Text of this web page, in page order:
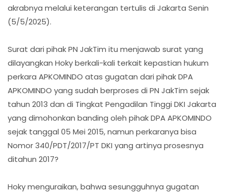
akrabnya melalui keterangan tertulis di Jakarta Senin
(5/5/2025).
Surat dari pihak PN JakTim itu menjawab surat yang
dilayangkan Hoky berkali-kali terkait kepastian hukum
perkara APKOMINDO atas gugatan dari pihak DPA
APKOMINDO yang sudah berproses di PN JakTim sejak
tahun 2013 dan di Tingkat Pengadilan Tinggi DKI Jakarta
yang dimohonkan banding oleh pihak DPA APKOMINDO
sejak tanggal 05 Mei 2015, namun perkaranya bisa
Nomor 340/PDT/2017/PT DKI yang artinya prosesnya
ditahun 2017?
Hoky menguraikan, bahwa sesungguhnya gugatan